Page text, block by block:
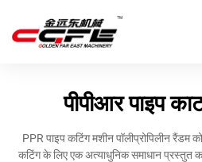
पीपीआर पाइप
PPR पाइप कटिंग मशीन पॉलीप्रोपिलीन
कटिंग के लिए एक अत्याधुनिक समाधान प्रस्तुत